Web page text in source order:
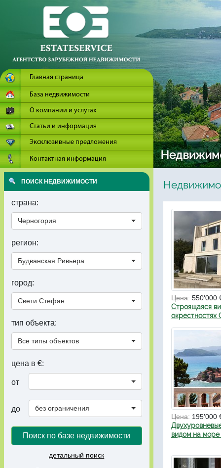
Главная страница
База недвижимости
О компании и услугах
Статьи и информация
Эксклюзивные предложения
Контактная информация
ПОИСК НЕДВИЖИМОСТИ
страна:
Черногория
регион:
Будванская Ривьера
город:
Свети Стефан
тип объекта:
Все типы объектов
цена в €:
от
до без ограничения
Поиск по базе недвижимости
детальный поиск
Цена: 550'000
Строящаяся
окрестностях
Цена: 195'000
видом на